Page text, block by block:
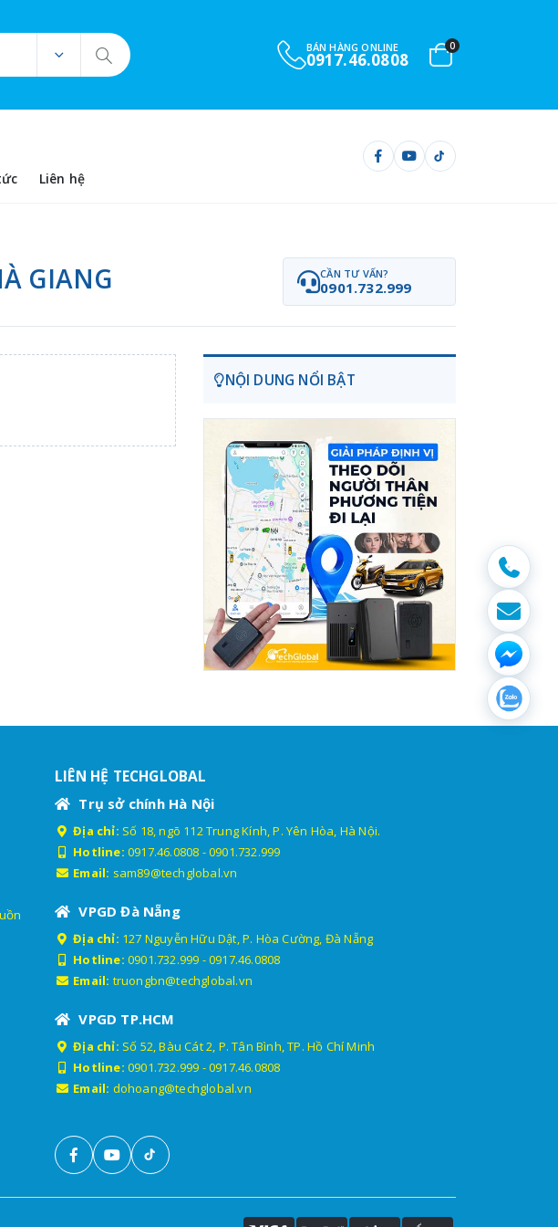
BÁN HÀNG ONLINE
0917.46.0808
0
Liên hệ
GIANG CẦN TƯ VẤN?
0901.732.999
NỘI DUNG NỔI BẬT
LIÊN HỆ TECHGLOBAL
Trụ sở chính Hà Nội
Địa chỉ: Số 18, ngõ 112 Trung Kính, P. Yên Hòa, Hà Nội.
Hotline: 0917.46.0808 -0901.732.999
Email: sam89@techglobal.vn
VPGD Đà Nẵng
Địa chỉ: 127 Nguyễn Hữu Dật, P. Hòa Cường, Đà Nẵng
Hotline: 0901.732.999 -0917.46.0808
Email: truongbn@techglobal.vn
VPGD TP.HCM
Địa chỉ: Số 52, Bàu Cát 2, P. Tân Bình, TP. Hồ Chí Minh
Hotline: 0901.732.999 -0917.46.0808
Email: dohoang@techglobal.vn